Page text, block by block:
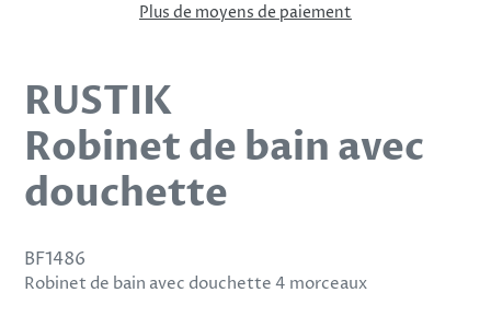
Plus de moyens de paiement
d'un
produit
à
votre
panier
RUSTIK
Robinet de bain avec
douchette
BF1486
Robinet de bain avec douchette 4 morceaux